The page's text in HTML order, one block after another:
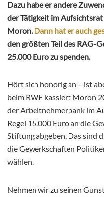
Dazu habe er andere
der Tätigkeit im Aufsichtsrat
Moron.Dann hat er auch
den größten Teil des RAG-
25.000 Euro zu spenden.
Hört sich honorig an – ist
beim RWE kassiert Moron
der Arbeitnehmerbank im
Regel 15.000 Euro an die
Stiftung abgeben. Das sind
die Gewerkschaften
wählen.
Nehmen wir zu seinen